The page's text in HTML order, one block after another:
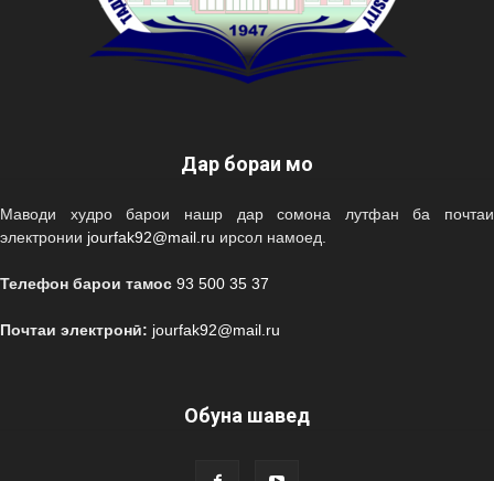
Дар бораи мо
Маводи худро барои нашр дар сомона лутфан ба почтаи
электронии jourfak92@mail.ru ирсол намоед.
Телефон барои тамос 93 500 35 37
Почтаи электронӣ: jourfak92@mail.ru
Обуна шавед